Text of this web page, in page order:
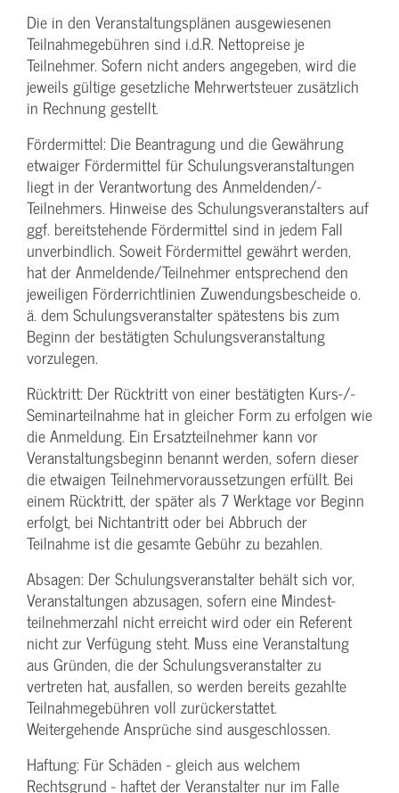
Die in den Veranstaltungsplänen ausgewiesenen
Teilnahmegebühren sind i.d.R. Nettopreise je
Teilnehmer. Sofern nicht anders angegeben, wird die
jeweils gültige gesetzliche Mehrwertsteuer zusätzlich
in Rechnung gestellt.
Fördermittel: Die Beantragung und die Gewährung
etwaiger Fördermittel für Schulungs­veranstaltungen
liegt in der Verantwortung des Anmeldenden/­
Teilnehmers. Hinweise des Schulungs­veranstalters auf
ggf. bereitstehende Fördermittel sind in jedem Fall
unverbindlich. Soweit Fördermittel gewährt werden,
hat der Anmeldende/­Teilnehmer entsprechend den
jeweiligen Förderrichtlinien Zuwendungs­bescheide o.
ä. dem Schulungs­veranstalter spätestens bis zum
Beginn der bestätigten Schulungs­veranstaltung
vorzulegen.
Rücktritt: Der Rücktritt von einer bestätigten Kurs-/­
Seminarteilnahme hat in gleicher Form zu erfolgen wie
die Anmeldung. Ein Ersatzteilnehmer kann vor
Veranstaltungs­beginn benannt werden, sofern dieser
die etwaigen Teilnehmer­voraussetzungen erfüllt. Bei
einem Rücktritt, der später als 7 Werktage vor Beginn
erfolgt, bei Nichtantritt oder bei Abbruch der
Teilnahme ist die gesamte Gebühr zu bezahlen.
Absagen: Der Schulungs­veranstalter behält sich vor,
Veranstaltungen abzusagen, sofern eine Mindest­
teilnehmerzahl nicht erreicht wird oder ein Referent
nicht zur Verfügung steht. Muss eine Veranstaltung
aus Gründen, die der Schulungs­veranstalter zu
vertreten hat, ausfallen, so werden bereits gezahlte
Teilnahme­gebühren voll zurückerstattet.
Weitergehende Ansprüche sind ausgeschlossen.
Haftung: Für Schäden - gleich aus welchem
Rechtsgrund - haftet der Veranstalter nur im Falle